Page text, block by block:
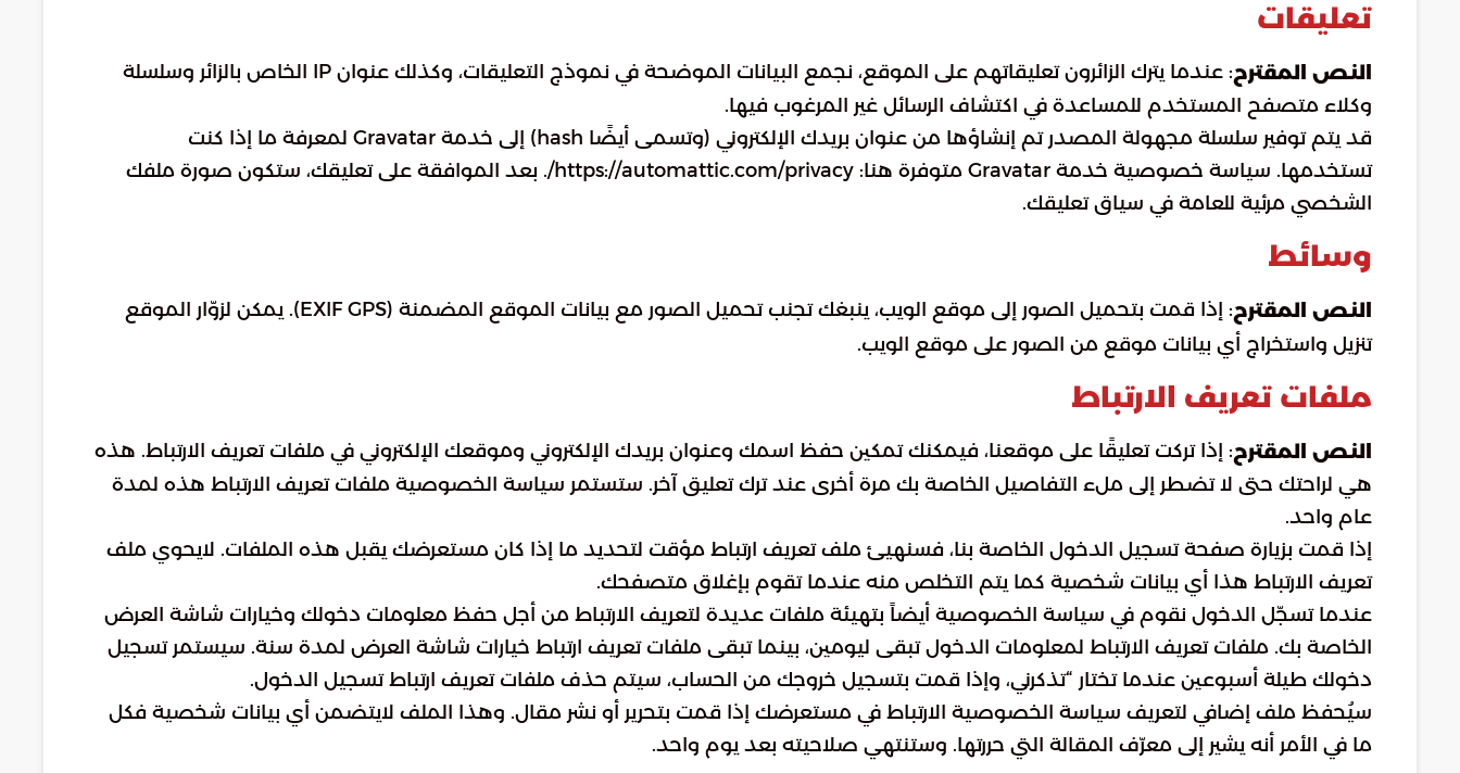
تعليقات
النص المقترح
: عندما يترك الزائرون تعليقاتهم على الموقع، نجمع البيانات الموضحة في نموذج التعليقات، وكذلك عنوان IP الخاص بالزائر وسلسلة
وكلاء متصفح المستخدم للمساعدة في اكتشاف الرسائل غير المرغوب فيها.
قد يتم توفير سلسلة مجهولة المصدر تم إنشاؤها من عنوان بريدك الإلكتروني (وتسمى أيضًا hash) إلى خدمة Gravatar لمعرفة ما إذا كنت
تستخدمها. سياسة خصوصية خدمة Gravatar متوفرة هنا: https://automattic.com/privacy/. بعد الموافقة على تعليقك، ستكون صورة ملفك
الشخصي مرئية للعامة في سياق تعليقك.
وسائط
النص المقترح
: إذا قمت بتحميل الصور إلى موقع الويب، ينبغك تجنب تحميل الصور مع بيانات الموقع المضمنة (EXIF GPS). يمكن لزوّار الموقع
تنزيل واستخراج أي بيانات موقع من الصور على موقع الويب.
ملفات تعريف الارتباط
النص المقترح: إذا تركت تعليقًا على موقعنا، فيمكنك تمكين حفظ اسمك وعنوان بريدك الإلكتروني وموقعك الإلكتروني في ملفات تعريف الارتباط. هذه
هي لراحتك حتى لا تضطر إلى ملء التفاصيل الخاصة بك مرة أخرى عند ترك تعليق آخر. ستستمر سياسة الخصوصية ملفات تعريف الارتباط هذه لمدة
عام واحد.
إذا قمت بزيارة صفحة تسجيل الدخول الخاصة بنا، فسنهيئ ملف تعريف ارتباط مؤقت لتحديد ما إذا كان مستعرضك يقبل هذه الملفات. لايحوي ملف
تعريف الارتباط هذا أي بيانات شخصية كما يتم التخلص منه عندما تقوم بإغلاق متصفحك.
عندما تسجّل الدخول نقوم في سياسة الخصوصية أيضاً بتهيئة ملفات عديدة لتعريف الارتباط من أجل حفظ معلومات دخولك وخيارات شاشة العرض
الخاصة بك. ملفات تعريف الارتباط لمعلومات الدخول تبقى ليومين، بينما تبقى ملفات تعريف ارتباط خيارات شاشة العرض لمدة سنة. سيستمر تسجيل
دخولك طيلة أسبوعين عندما تختار “تذكرني، وإذا قمت بتسجيل خروجك من الحساب، سيتم حذف ملفات تعريف ارتباط تسجيل الدخول.
سيُحفظ ملف إضافي لتعريف سياسة الخصوصية الارتباط في مستعرضك إذا قمت بتحرير أو نشر مقال. وهذا الملف لايتضمن أي بيانات شخصية فكل
ما في الأمر أنه يشير إلى معرّف المقالة التي حررتها. وستنتهي صلاحيته بعد يوم واحد.